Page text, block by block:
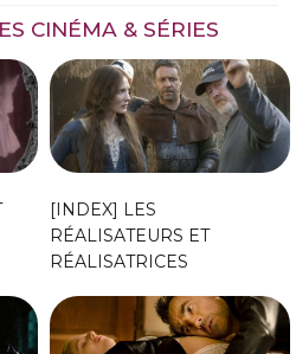
CINÉMA & SÉRIES
[INDEX] LES
RÉALISATEURS ET
RÉALISATRICES